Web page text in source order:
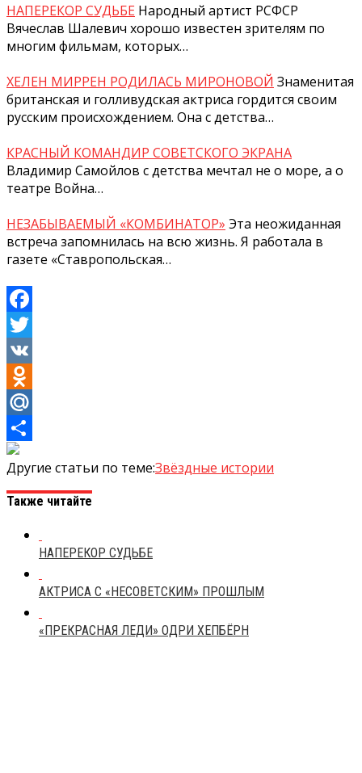
НАПЕРЕКОР СУДЬБЕ Народный артист РСФСР
Вячеслав Шалевич хорошо известен зрителям по
многим фильмам, которых…
ХЕЛЕН МИРРЕН РОДИЛАСЬ МИРОНОВОЙ Знаменитая
британская и голливудская актриса гордится своим
русским происхождением. Она с детства…
КРАСНЫЙ КОМАНДИР СОВЕТСКОГО ЭКРАНА
Владимир Самойлов с детства мечтал не о море, а о
театре Война…
НЕЗАБЫВАЕМЫЙ «КОМБИНАТОР» Эта неожиданная
встреча запомнилась на всю жизнь. Я работала в
газете «Ставропольская…
Facebook
Twitter
VK
Odnoklassniki
Mail.Ru
Отправить
Другие статьи по теме:Звёздные истории
Также читайте
НАПЕРЕКОР СУДЬБЕ
АКТРИСА С «НЕСОВЕТСКИМ» ПРОШЛЫМ
«ПРЕКРАСНАЯ ЛЕДИ» ОДРИ ХЕПБЁРН